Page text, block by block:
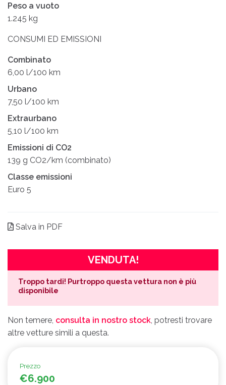
Peso a vuoto
1.245 kg
CONSUMI ED EMISSIONI
Combinato
6,00 l/100 km
Urbano
7,50 l/100 km
Extraurbano
5,10 l/100 km
Emissioni di CO2
139 g CO2/km (combinato)
Classe emissioni
Euro 5
Salva in PDF
VENDUTA!
Troppo tardi! Purtroppo questa vettura non è più
disponibile
Non temere, consulta in nostro stock, potresti trovare
altre vetture simili a questa.
Prezzo
€6.900